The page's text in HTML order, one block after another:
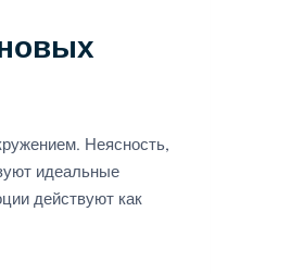
Неясность,
идеальные
действуют как